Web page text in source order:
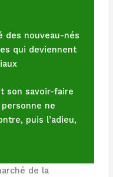
des nouveau-nés
qui deviennent
son savoir-faire
ne
puis l’adieu,
de la